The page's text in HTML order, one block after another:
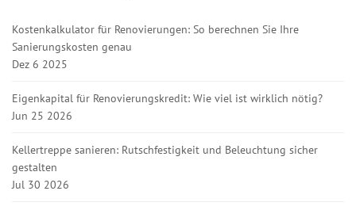
Kostenkalkulator für Renovierungen: So berechnen Sie Ihre
Sanierungskosten genau
Dez 6 2025
Eigenkapital für Renovierungskredit: Wie viel ist wirklich nötig?
Jun 25 2026
Kellertreppe sanieren: Rutschfestigkeit und Beleuchtung sicher
gestalten
Jul 30 2026